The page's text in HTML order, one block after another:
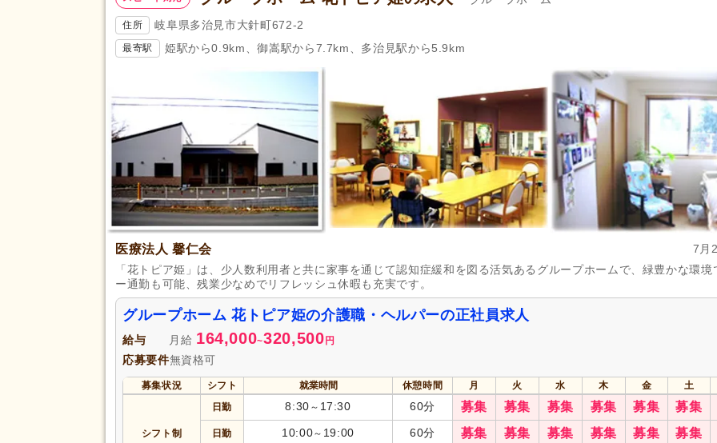
給与・手当
福利厚生
人事評価制度あり(1,843)
夜勤手当(695) 寮・社宅あり
資格手当(865) 扶養手当(294)
正社員登用あり(743) 日払い・週払い可(4)
アクセス
駅近(451) 自動車通勤可(1,956) 自転車通勤可 (1,850)
バイク通勤可
住所 岐阜県多治見市大針町672-2
最寄駅 姫駅から0.9km、御嵩駅から7.7km、多治見駅から5.9km
医療法人 馨仁会
7月
「花トピア姫」は、少人数利用者と共に家事を通じて認知症緩和を図る活気あるグループホームで、緑豊かな環境
ー通勤も可能、残業少なめでリフレッシュ休暇も充実です。
グループホーム 花トピア姫の介護職・ヘルパーの正社員求人
給与 月給 164,000~320,500円
応募要件無資格可
募集状況 シフト 就業時間 休憩時間 月 火 水 木 金 土
シフト制
日勤 8:30 ～ 17:30 60分 募集 募集 募集 募集 募集 募集
日勤 10:00～ 19:00 60分 募集 募集 募集 募集 募集 募集